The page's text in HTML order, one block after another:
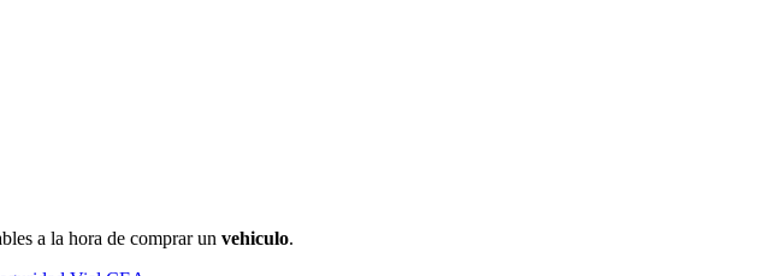
a la hora de comprar un vehiculo.